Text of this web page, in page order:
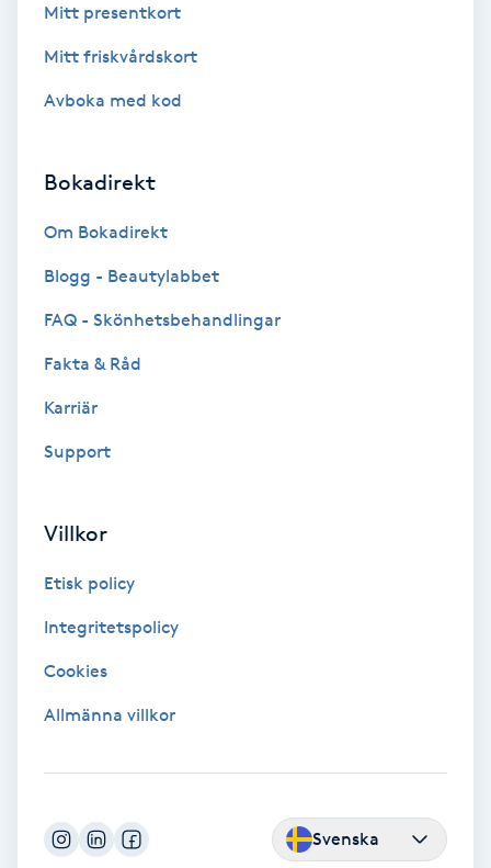
Gel naglar
Gellack
Gravidmassage
Gravidyoga
Hatha Yoga
Headspa
Healing
HIFU
Mitt presentkort
Mitt friskvårdskort
Avboka med kod
Bokadirekt
Om Bokadirekt
Blogg - Beautylabbet
FAQ - Skönhetsbehandlingar
Fakta & Råd
Karriär
Support
Villkor
Etisk policy
Integritetspolicy
Cookies
Allmänna villkor
Svenska